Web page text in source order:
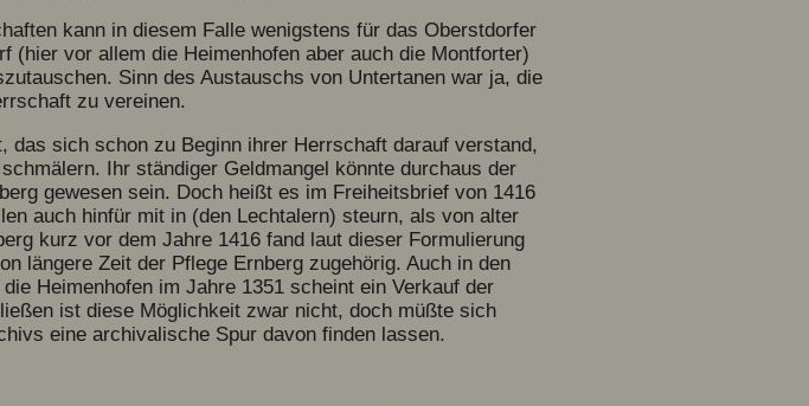
kann in diesem Falle wenigstens für das Oberstdorfer
(hier vor allem die Heimenhofen aber auch die Montforter)
Sinn des Austauschs von Untertanen war ja, die
zu vereinen.
das sich schon zu Beginn ihrer Herrschaft darauf verstand,
Ihr ständiger Geldmangel könnte durchaus der
gewesen sein. Doch heißt es im Freiheitsbrief von 1416
auch hinfür mit in (den Lechtalern) steurn, als von alter
kurz vor dem Jahre 1416 fand laut dieser Formulierung
längere Zeit der Pflege Ernberg zugehörig. Auch in den
Heimenhofen im Jahre 1351 scheint ein Verkauf der
ist diese Möglichkeit zwar nicht, doch müßte sich
eine archivalische Spur davon finden lassen.